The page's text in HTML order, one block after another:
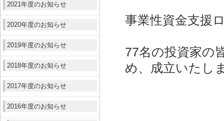
2021年度のお知らせ
2020年度のお知らせ
2019年度のお知らせ
2018年度のお知らせ
2017年度のお知らせ
2016年度のお知らせ
事業性資金支援
77名の投資家の
め、成立いたし